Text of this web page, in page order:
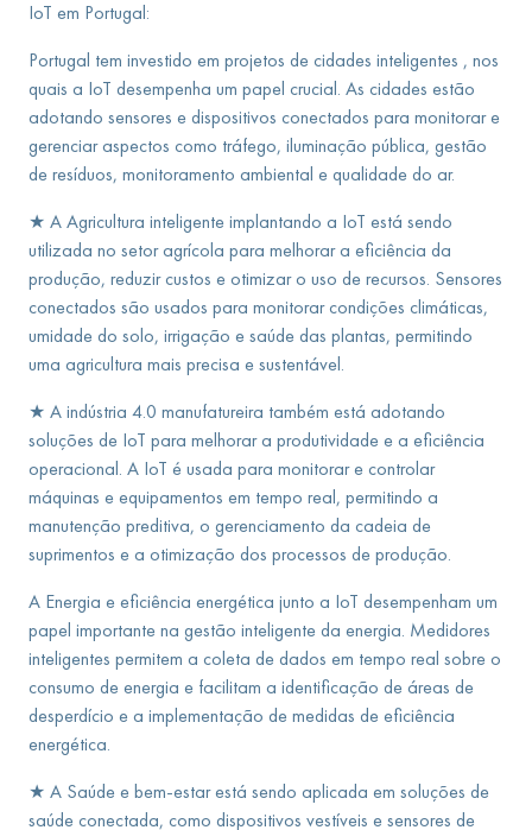
IoT em Portugal:
Portugal tem investido em projetos de cidades inteligentes , nos
quais a IoT desempenha um papel crucial. As cidades estão
adotando sensores e dispositivos conectados para monitorar e
gerenciar aspectos como tráfego, iluminação pública, gestão
de resíduos, monitoramento ambiental e qualidade do ar.
★ A Agricultura inteligente implantando a IoT está sendo
utilizada no setor agrícola para melhorar a eficiência da
produção, reduzir custos e otimizar o uso de recursos. Sensores
conectados são usados para monitorar condições climáticas,
umidade do solo, irrigação e saúde das plantas, permitindo
uma agricultura mais precisa e sustentável.
★ A indústria 4.0 manufatureira também está adotando
soluções de IoT para melhorar a produtividade e a eficiência
operacional. A IoT é usada para monitorar e controlar
máquinas e equipamentos em tempo real, permitindo a
manutenção preditiva, o gerenciamento da cadeia de
suprimentos e a otimização dos processos de produção.
A Energia e eficiência energética junto a IoT desempenham um
papel importante na gestão inteligente da energia. Medidores
inteligentes permitem a coleta de dados em tempo real sobre o
consumo de energia e facilitam a identificação de áreas de
desperdício e a implementação de medidas de eficiência
energética.
★ A Saúde e bem-estar está sendo aplicada em soluções de
saúde conectada, como dispositivos vestíveis e sensores de